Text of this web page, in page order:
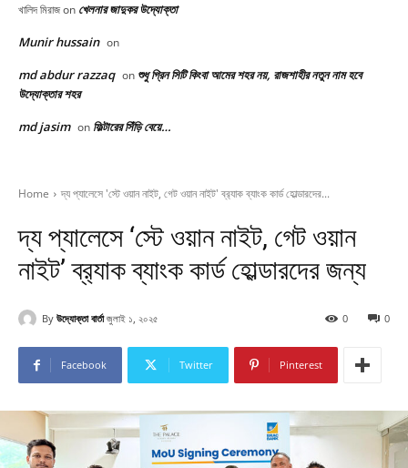
খালিদ মিরাজon খেলনার জাদুকর উদ্যোক্তা
Munir hussain on
md abdur razzaq on শুধু গ্রিন সিটি কিংবা আমের শহর নয়, রাজশাহীর নতুন নাম হবে
উদ্যোক্তার শহর
md jasim on ফিল্টারের সিঁড়ি বেয়ে…